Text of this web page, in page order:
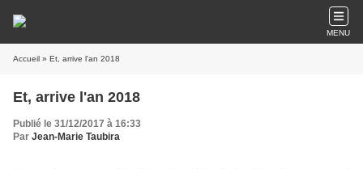
MENU
Accueil » Et, arrive l'an 2018
Et, arrive l'an 2018
Publié le 31/12/2017 à 16:33
Par Jean-Marie Taubira